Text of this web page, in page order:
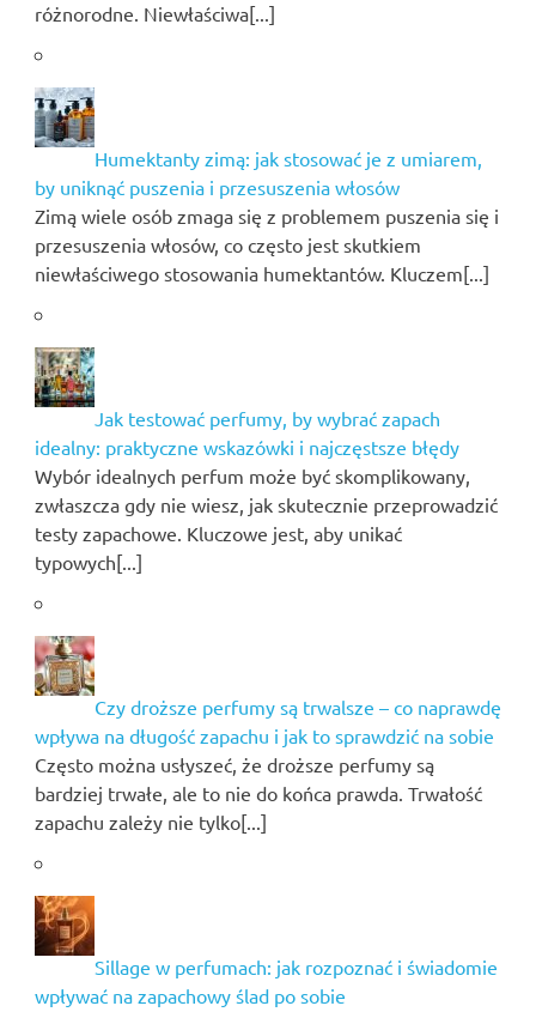
różnorodne. Niewłaściwa[...]
Humektanty zimą: jak stosować je z umiarem,
by uniknąć puszenia i przesuszenia włosów
Zimą wiele osób zmaga się z problemem puszenia się i
przesuszenia włosów, co często jest skutkiem
niewłaściwego stosowania humektantów. Kluczem[...]
Jak testować perfumy, by wybrać zapach
idealny: praktyczne wskazówki i najczęstsze błędy
Wybór idealnych perfum może być skomplikowany,
zwłaszcza gdy nie wiesz, jak skutecznie przeprowadzić
testy zapachowe. Kluczowe jest, aby unikać
typowych[...]
Czy droższe perfumy są trwalsze – co naprawdę
wpływa na długość zapachu i jak to sprawdzić na sobie
Często można usłyszeć, że droższe perfumy są
bardziej trwałe, ale to nie do końca prawda. Trwałość
zapachu zależy nie tylko[...]
Sillage w perfumach: jak rozpoznać i świadomie
wpływać na zapachowy ślad po sobie